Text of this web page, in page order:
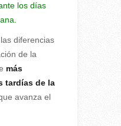
los días
diferencias
de la
más
tardías de la
avanza el